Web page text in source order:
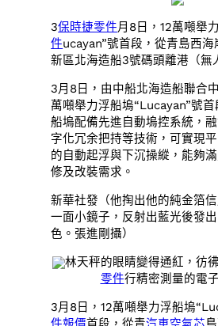
3保時捷零件月8日，12萬噸舉
件ucayan”號首段，從青島西海
新區北海造船3號碼頭離港（無
3月8日，由中船北海造船聯合
萬噸舉力浮船塢“Lucayan”號
船塢配備先進自動塢控系統，
字化冗余把持等技術，可實現
的自動起浮與下沉操縱，能夠
修及改裝需求。
新華社發（他掏出他的純金箔
一面小鏡子，反射出藍光後發
色。張進剛攝）
林天秤的眼睛變得通紅，彷
零件行精密測量的電
3月8日，12萬噸舉力浮船塢